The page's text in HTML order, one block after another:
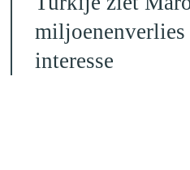
miljoenenverlies
interesse